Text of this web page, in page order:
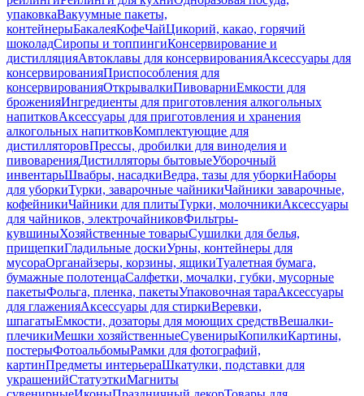
упаковкаВакуумные пакеты,
контейнерыБакалеяКофеЧайЦикорий, какао, горячий
шоколадСиропы и топпингиКонсервирование и
дистилляцияАвтоклавы для консервированияАксессуары для
консервированияПриспособления для
консервированияОткрывалкиПивоварниЕмкости для
броженияИнгредиенты для приготовления алкогольных
напитковАксессуары для приготовления и хранения
алкогольных напитковКомплектующие для
дистилляторовПрессы, дробилки для виноделия и
пивоваренияДистилляторы бытовыеУборочный
инвентарьШвабры, насадкиВедра, тазы для уборкиНаборы
для уборкиТурки, заварочные чайникиЧайники заварочные,
кофейникиЧайники для плитыТурки, молочникиАксессуары
для чайников, электрочайниковФильтры-
кувшиныХозяйственные товарыСушилки для белья,
прищепкиГладильные доскиУрны, контейнеры для
мусораОрганайзеры, корзины, ящикиТуалетная бумага,
бумажные полотенцаСалфетки, мочалки, губки, мусорные
пакетыФольга, пленка, пакетыУпаковочная тараАксессуары
для глаженияАксессуары для стиркиВеревки,
шпагатыЕмкости, дозаторы для моющих средствВешалки-
плечикиМешки хозяйственныеСувенирыКопилкиКартины,
постерыФотоальбомыРамки для фотографий,
картинПредметы интерьераШкатулки, подставки для
украшенийСтатуэткиМагниты